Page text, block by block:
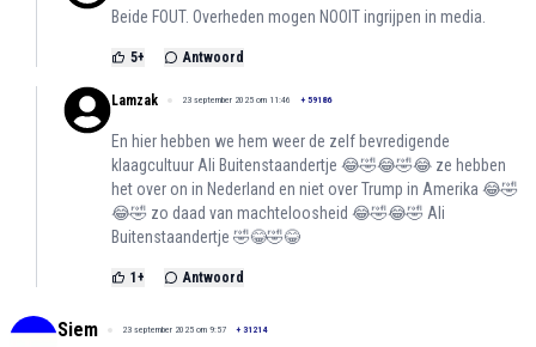
Beide FOUT. Overheden mogen NOOIT ingrijpen in media.
5+ Antwoord
Lamzak 23 september 2025 om 11:46 + 59186
En hier hebben we hem weer de zelf bevredigende
klaagcultuur Ali Buitenstaandertje 😂🤣😂🤣😂 ze hebben
het over on in Nederland en niet over Trump in Amerika 😂🤣
😂🤣 zo daad van machteloosheid 😂🤣😂🤣 Ali
Buitenstaandertje 🤣😂🤣😂
1+ Antwoord
Siem 23 september 2025 om 9:57 + 31214